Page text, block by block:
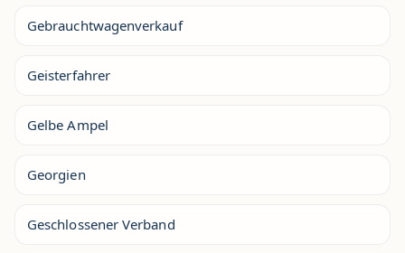
Gebrauchtwagenverkauf
Geisterfahrer
Gelbe Ampel
Georgien
Geschlossener Verband